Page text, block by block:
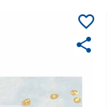
share
favorite_border